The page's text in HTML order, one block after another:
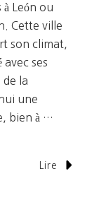
León ou
Cette ville
son climat,
ses
de la
une
bien à …
Lire